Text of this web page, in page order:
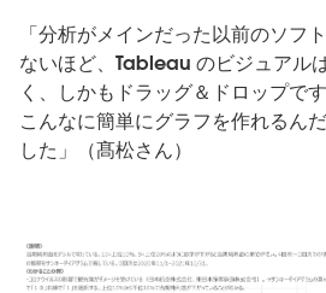
「分析がメインだった以前のソフ
ないほど、Tableau のビジュアル
く、しかもドラッグ＆ドロップで
こんなに簡単にグラフを作れるん
した」（髙松さん）